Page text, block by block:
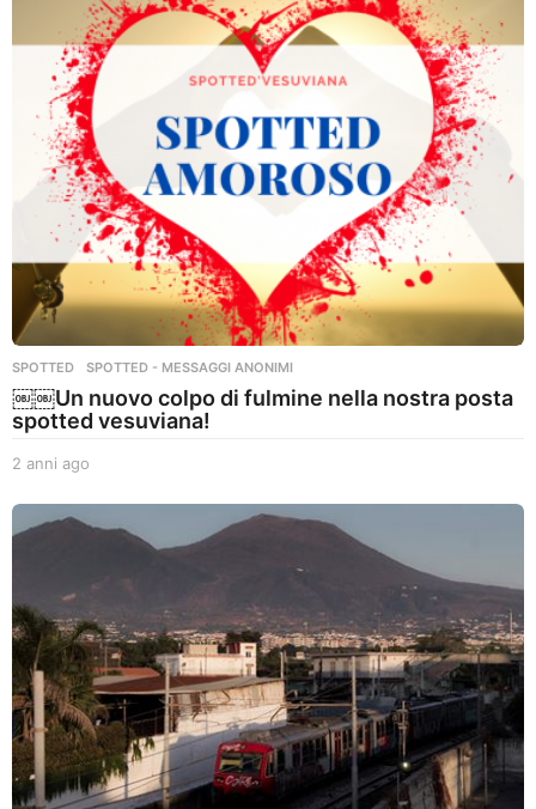
i
a
g
o
SPOTTED ,SPOTTED - MESSAGGI ANONIMI
￼￼Un nuovo colpo di fulmine nella nostra posta
spotted vesuviana!
2 anni ago
n
n
o